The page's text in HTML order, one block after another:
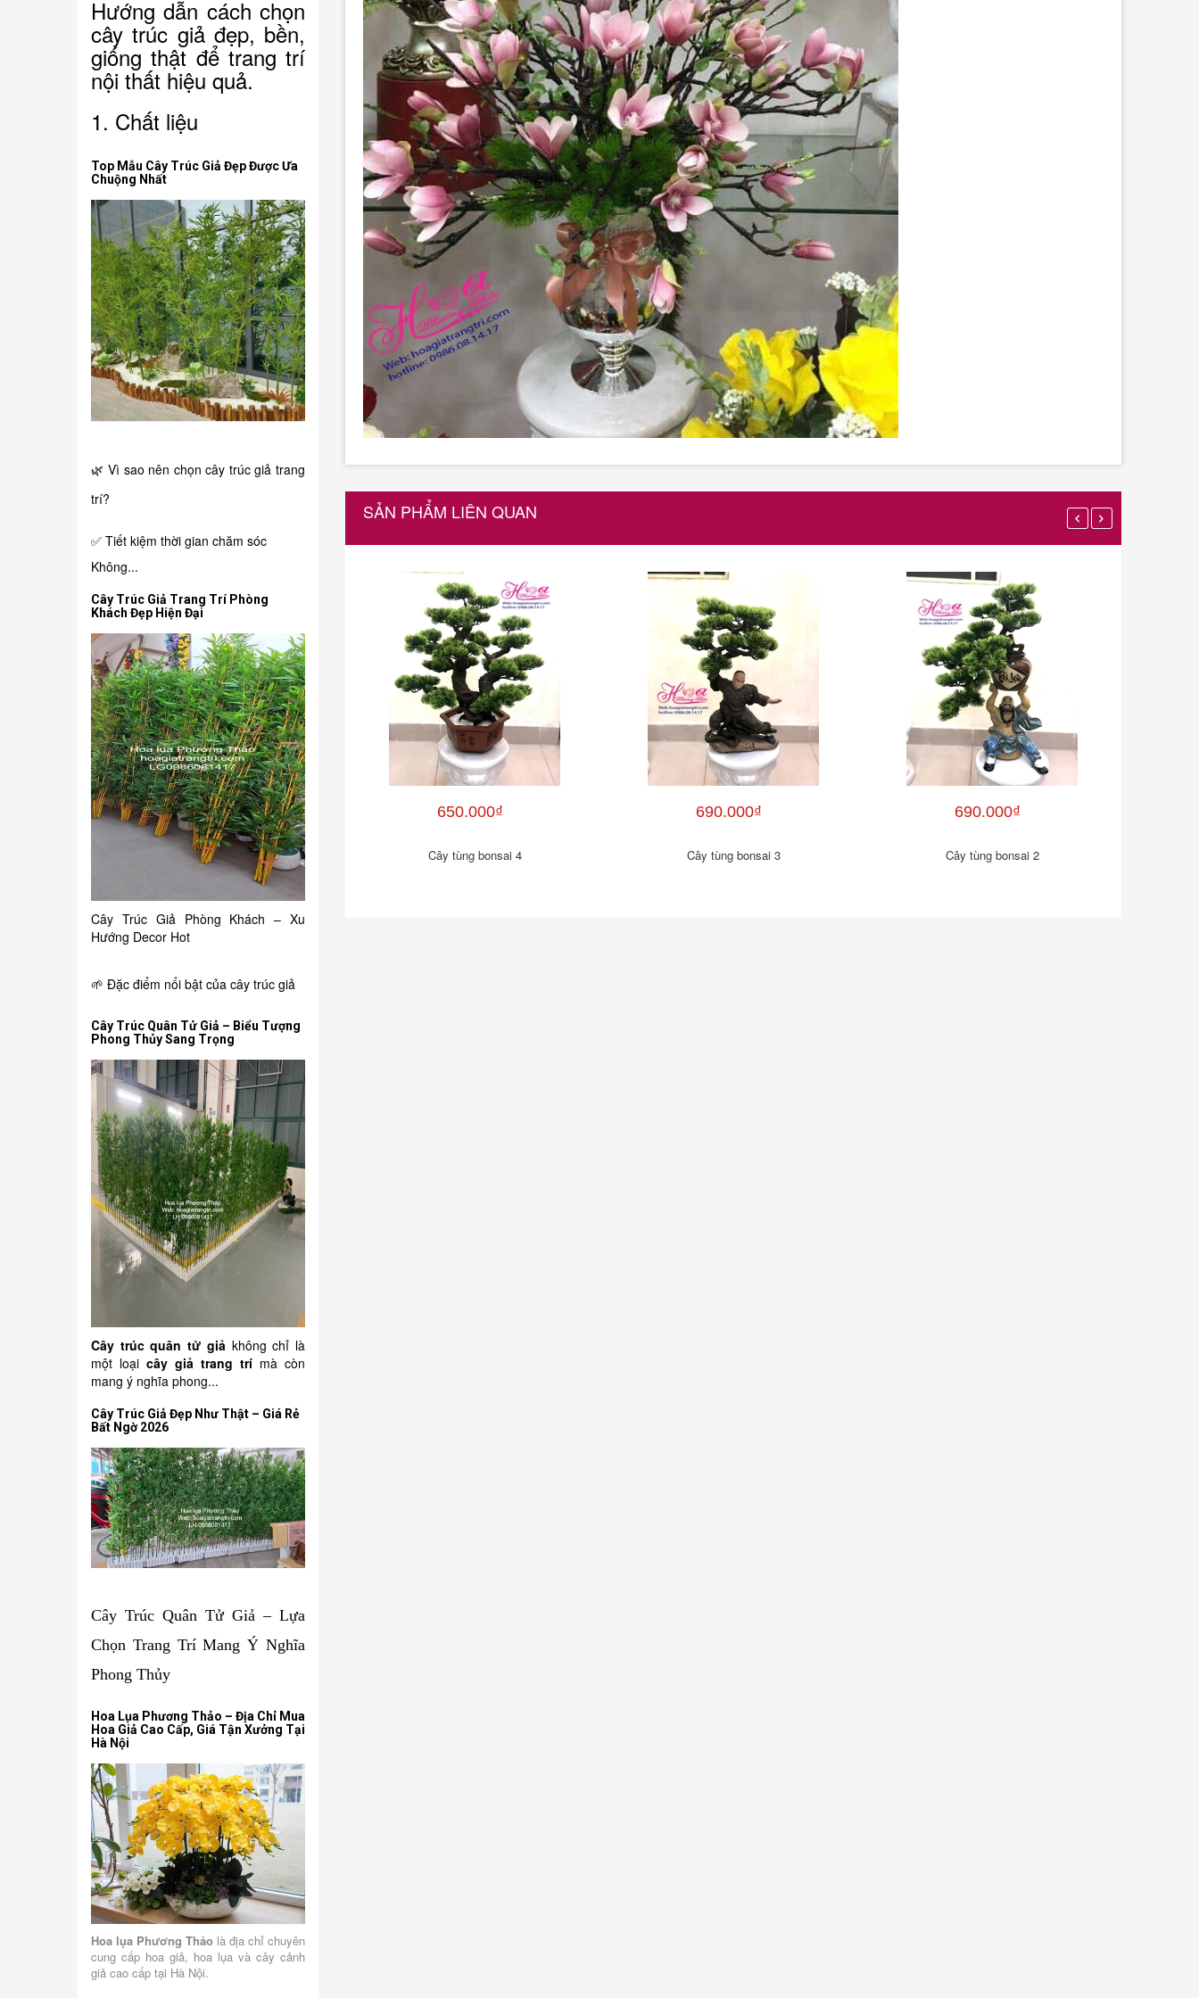
SẢN PHẨM LIÊN QUAN
150.000₫
Chậu hồng môn giả
650.000₫
Cây tùng bonsai 4
690.000₫
Cây tùng bonsai 3
690.000₫
Cây tùng bonsai 2
Hướng dẫn cách chọn
cây trúc giả đẹp, bền,
giống thật để trang trí
nội thất hiệu quả.
1. Chất liệu
Top Mẫu Cây Trúc Giả Đẹp Được Ưa
Chuộng Nhất
🌿 Vì sao nên chọn cây trúc giả trang
trí?
✅ Tiết kiệm thời gian chăm sóc
Không...
Cây Trúc Giả Trang Trí Phòng
Khách Đẹp Hiện Đại
Cây Trúc Giả Phòng Khách – Xu
Hướng Decor Hot
🌱 Đặc điểm nổi bật của cây trúc giả
Cây Trúc Quân Tử Giả – Biểu Tượng
Phong Thủy Sang Trọng
Cây trúc quân tử giảkhông chỉ là
một loại cây giả trang trí mà còn
mang ý nghĩa phong...
Cây Trúc Giả Đẹp Như Thật – Giá Rẻ
Bất Ngờ 2026
Cây Trúc Quân Tử Giả – Lựa
Chọn Trang Trí Mang Ý Nghĩa
Phong Thủy
Hoa Lụa Phương Thảo – Địa Chỉ Mua
Hoa Giả Cao Cấp, Giá Tận Xưởng Tại
Hà Nội
Hoa lụa Phương Thảo là địa chỉ chuyên
cung cấp hoa giả, hoa lụa và cây cảnh
giả cao cấp tại Hà Nội.